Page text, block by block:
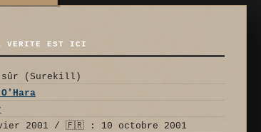
VERITE EST ICI
sûr (Surekill)
2001 / 🇫🇷 : 10 octobre 2001